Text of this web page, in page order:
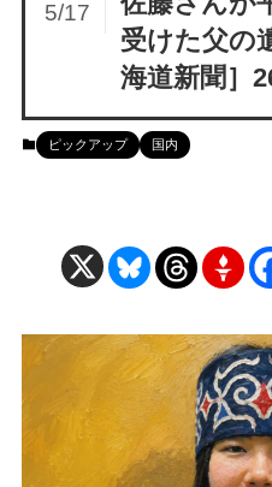
受けた父の
海道新聞］
5/17
ピックアップ 国内